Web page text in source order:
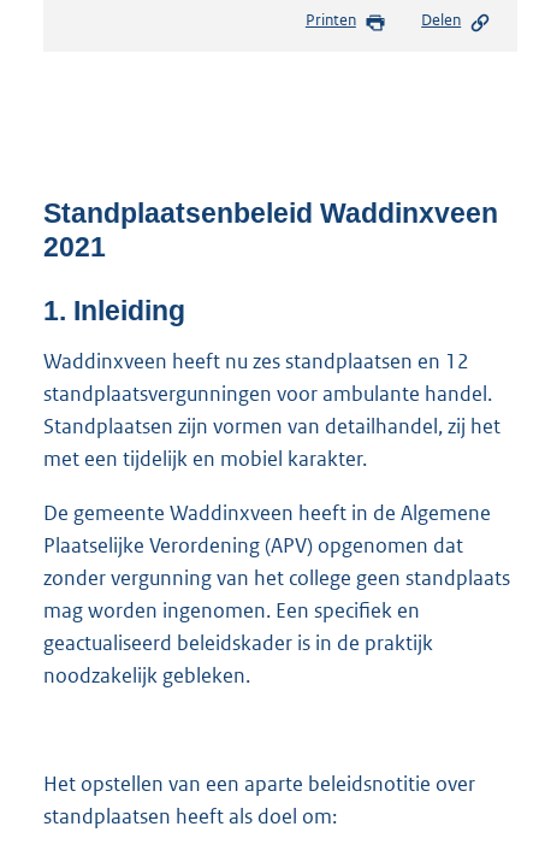
s
r
:
,
2
M
Printen Delen
Standplaatsenbeleid Waddinxveen
2021
1. Inleiding
Waddinxveen heeft nu zes standplaatsen en 12
standplaatsvergunningen voor ambulante handel.
Standplaatsen zijn vormen van detailhandel, zij het
met een tijdelijk en mobiel karakter.
De gemeente Waddinxveen heeft in de Algemene
Plaatselijke Verordening (APV) opgenomen dat
zonder vergunning van het college geen standplaats
mag worden ingenomen. Een specifiek en
geactualiseerd beleidskader is in de praktijk
noodzakelijk gebleken.
Het opstellen van een aparte beleidsnotitie over
standplaatsen heeft als doel om: